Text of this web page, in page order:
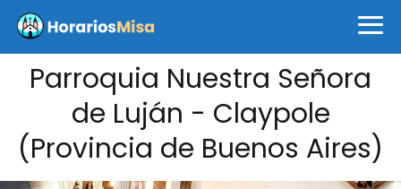
Parroquia Nuestra Señora
de Luján - Claypole
(Provincia de Buenos Aires)